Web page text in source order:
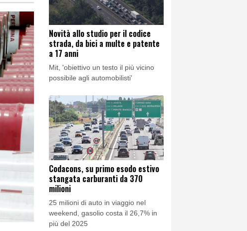
fa
della Mecca'
Novità allo studio per il codice
strada, da bici a multe e patente
a 17 anni
Mit, 'obiettivo un testo il più vicino
possibile agli automobilisti'
Codacons, su primo esodo estivo
stangata carburanti da 370
milioni
25 milioni di auto in viaggio nel
weekend, gasolio costa il 26,7% in
più del 2025